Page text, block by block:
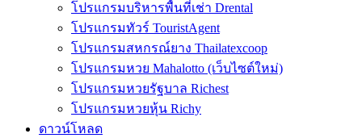
โปรแกรมบริหารพื้นที่เช่า Drental
โปรแกรมทัวร์ TouristAgent
โปรแกรมสหกรณ์ยาง Thailatexcoop
โปรแกรมหวย Mahalotto (เว็บไซต์ใหม่)
โปรแกรมหวยรัฐบาล Richest
โปรแกรมหวยหุ้น Richy
ดาวน์โหลด